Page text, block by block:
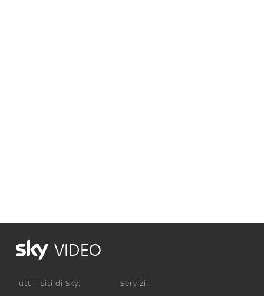
VIDEO
Tutti i siti di Sky: Servizi: